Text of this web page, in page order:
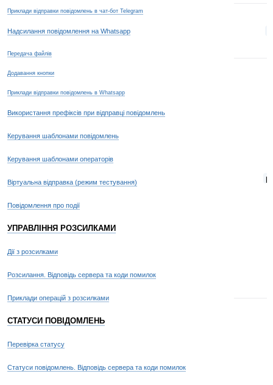
Приклади відправки повідомлень в чат-бот Telegram
Надсилання повідомлення на Whatsapp
Передача файлів
Додавання кнопки
Приклади відправки повідомлень в Whatsapp
Використання префіксів при відправці повідомлень
Керування шаблонами повідомлень
Керування шаблонами операторів
Віртуальна відправка (режим тестування)
Повідомлення про події
УПРАВЛІННЯ РОЗСИЛКАМИ
Дії з розсилками
Розсилання. Відповідь сервера та коди помилок
Приклади операцій з розсилками
СТАТУСИ ПОВІДОМЛЕНЬ
Перевірка статусу
Статуси повідомлень. Відповідь сервера та коди помилок